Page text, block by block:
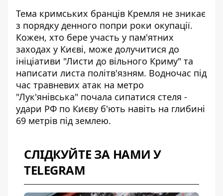
Тема кримських бранців Кремля не зникає
з порядку денного попри роки окупації.
Кожен, хто бере участь у пам'ятних
заходах у Києві, може долучитися до
ініціативи "Листи до вільного Криму" та
написати листа політв'язням. Водночас під
час травневих атак на метро
"Лук'янівська" почала сипатися стеля -
удари РФ по Києву б'ють навіть на глибині
69 метрів під землею.
СЛІДКУЙТЕ ЗА НАМИ У
TELEGRAM